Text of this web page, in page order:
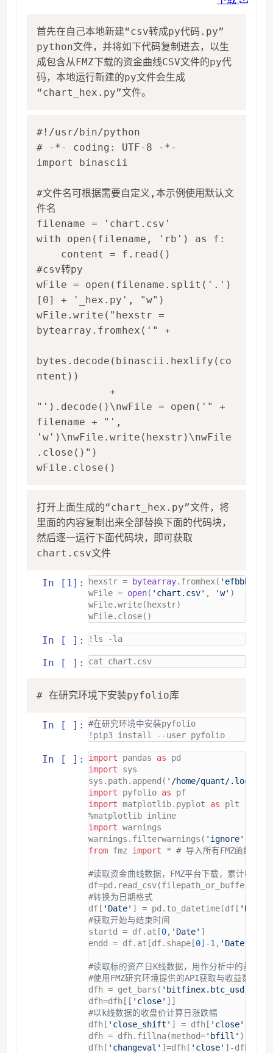
首先在自己本地新建“csv转成py代码.py”
python文件，并将如下代码复制进去，以生
成包含从FMZ下载的资金曲线CSV文件的py代
码，本地运行新建的py文件会生成
“chart_hex.py”文件。
#!/usr/bin/python
# -*- coding: UTF-8 -*-
import binascii
#文件名可根据需要自定义,本示例使用默认文
件名
filename = 'chart.csv'
with open(filename, 'rb') as f:
#csv转py
wFile = open(filename.split('.')
[0] + '_hex.py', "w")
wFile.write("hexstr =
bytearray.fromhex('" +
bytes.decode(binascii.hexlify(co
ntent))
"').decode()\nwFile = open('" +
filename + "',
'w')\nwFile.write(hexstr)\nwFile
.close()")
wFile.close()
打开上面生成的“chart_hex.py”文件，将
里面的内容复制出来全部替换下面的代码块，
然后逐一运行下面代码块，即可获取
chart.csv文件
In [1]: hexstr = bytearray.fromhex(
wFile = open( 'chart.csv' , 'w' )
wFile.write(hexstr)
wFile.close()
In [ ]: !ls -la
In [ ]:
# 在研究环境下安装pyfolio库
In [ ]:
#在研究环境中安装pyfolio
!pip3 install --user pyfolio
In [ ]: import pandas as
import sys
sys.path.append( '/home/quant/.local/
import pyfolio as
import matplotlib.pyplot as plt
import warnings
warnings.filterwarnings( 'ignore'
from fmz import * # 导入所有FMZ函数
#读取资金曲线数据，FMZ平台下载，累计收益数
df=pd.read_csv(filepath_or_buffer=
#转换为日期格式
df[ 'Date' ] = pd.to_datetime(df[
#获取开始与结束时间
startd = df.at[0, 'Date' ]
endd = df.at[df.shape[0]-1 , 'Date'
#读取标的资产日K线数据，用作分析中的基准收
#使用FMZ研究环境提供的API获取与收益数据等
dfh = get_bars( 'bitfinex.btc_usd'
dfh=dfh[[ 'close'
#以k线数据的收盘价计算日涨跌幅
dfh[ 'close_shift' ] = dfh[ 'close'
dfh = dfh.fillna(method='bfill' )
dfh[ 'changeval' ]=dfh[ 'close' ]-dfh[